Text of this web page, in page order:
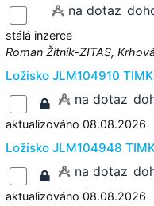
na dotaz
stálá inzerce
Roman Žitník-ZITAS,
Ložisko JLM104910
na dotaz
aktualizováno 08.08.2026
Ložisko JLM104948
na dotaz
aktualizováno 08.08.2026